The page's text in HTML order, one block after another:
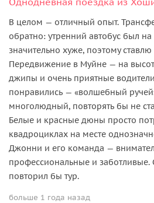
В целом — отличный опыт.
обратно: утренний автобус был
значительно хуже, поэтому
Передвижение в Муйне — на
джипы и очень приятные
понравились — «волшебный
многолюдный, повторять бы не
Белые и красные дюны просто
квадроциклах на месте
Джонни и его команда —
профессиональные и заботливые.
повторил бы тур.
больше 1 года назад